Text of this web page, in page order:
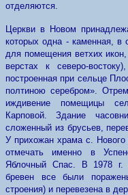
отделяются.
Церкви в Новом
которых одна - каменная, в
для помещения ветхих
верстах к северо-
построенная при сельце
полтиною серебром».
иждивение помещицы
Карповой. Здание
сложенный из брусьев,
У прихожан храма с. Нового
отмечать именно в
Яблочный Спас. В 1978 г.
бревен все были
строения) и перевезена в